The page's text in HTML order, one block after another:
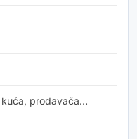
kuća, prodavača…